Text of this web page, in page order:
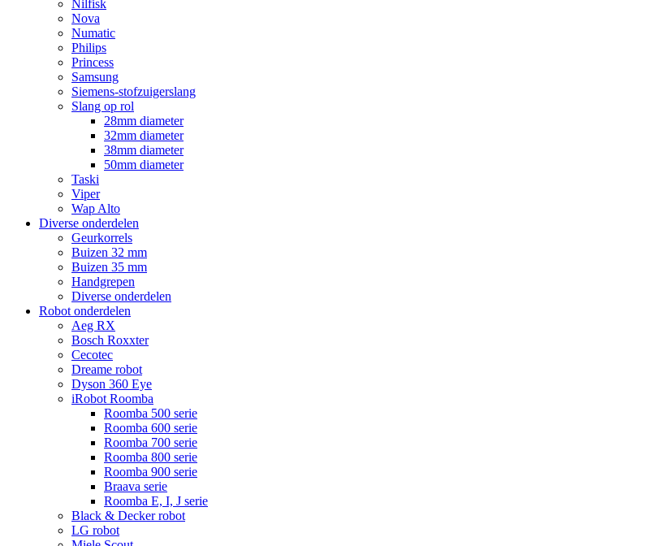
Nilfisk
Nova
Numatic
Philips
Princess
Samsung
Siemens-stofzuigerslang
Slang op rol
28mm diameter
32mm diameter
38mm diameter
50mm diameter
Taski
Viper
Wap Alto
Diverse onderdelen
Geurkorrels
Buizen 32 mm
Buizen 35 mm
Handgrepen
Diverse onderdelen
Robot onderdelen
Aeg RX
Bosch Roxxter
Cecotec
Dreame robot
Dyson 360 Eye
iRobot Roomba
Roomba 500 serie
Roomba 600 serie
Roomba 700 serie
Roomba 800 serie
Roomba 900 serie
Braava serie
Roomba E, I, J serie
Black & Decker robot
LG robot